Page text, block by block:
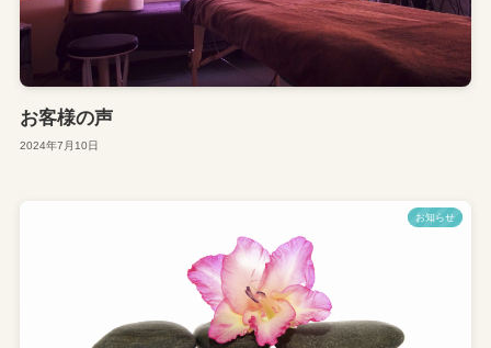
お客様の声
2024年7月10日
お知らせ